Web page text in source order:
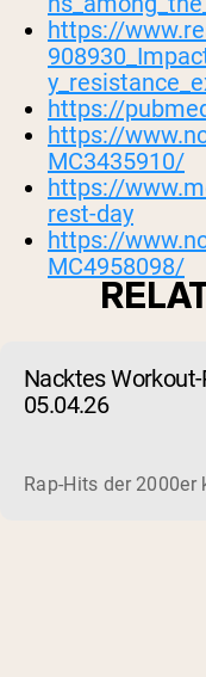
https://
https://
https://
MC3435910/
https://
rest-day
https://
MC4958098/
Nacktes
05.04.26
Rap-Hits der